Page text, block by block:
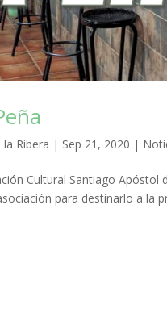
Ribera | Sep 21, 2020 |
Cultural Santiago
para destinarlo a la